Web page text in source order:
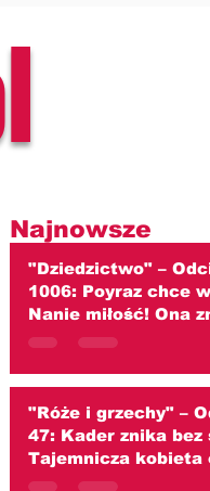
Najnowsze
"Dziedzictwo" –
1006: Poyraz chce
Nanie miłość! Ona
przed nim ucieka
"Róże i grzechy" –
47: Kader znika bez
Tajemnicza kobieta
zaprowadzić ją do